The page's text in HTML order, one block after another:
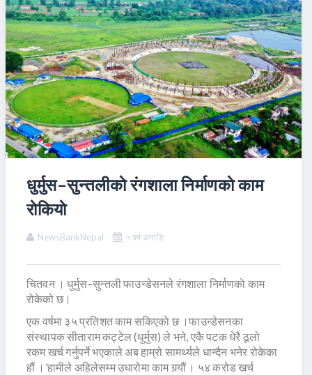
धुर्मुस–सुन्तलीकाे रंगशाला निर्माणकाे काम
राेकियाे
NewsBankNepal ५ वर्ष अगाडि
चितवन । धुर्मुस–सुन्तली फाउन्डेसनले रंगशाला निर्माणकाे काम
रोकेको छ।
एक वर्षमा ३५ प्रतिशत काम सकिएकाे छ ।फाउन्डेसनका
संस्थापक सीताराम कट्टेल (धुर्मुस) ले भने, एकै पटक धेरै ठूलो
रकम खर्च गर्नुपर्ने भएकाले अब हाम्रो सामर्थ्यले धान्दैन भनेर रोकेका
हौं ।’हामीले अहिलेसम्म उधारोमा काम गर्‍यौं । ५४ करोड खर्च